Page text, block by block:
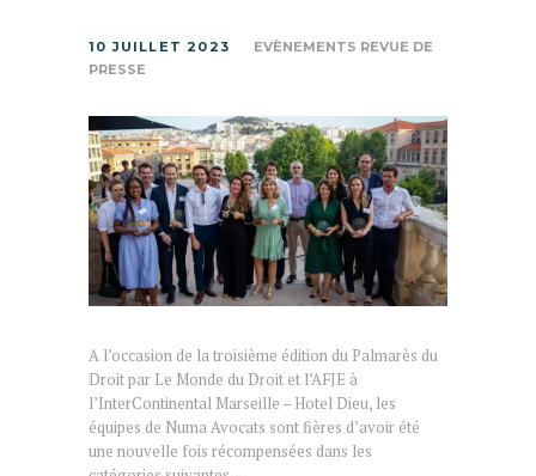
10 JUILLET 2023
EVÈNEMENTS REVUE DE
PRESSE
A l’occasion de la troisième édition du Palmarès du
Droit par Le Monde du Droit et l’AFJE à
l’InterContinental Marseille – Hotel Dieu, les
équipes de Numa Avocats sont fières d’avoir été
une nouvelle fois récompensées dans les